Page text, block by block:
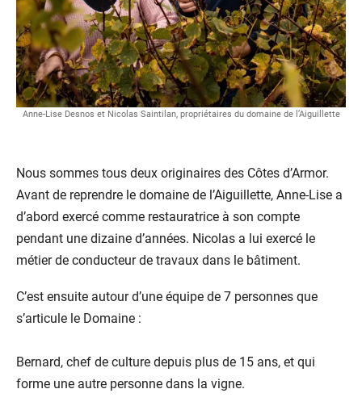
Anne-Lise Desnos et Nicolas Saintilan, propriétaires du domaine de l’Aiguillette
Nous sommes tous deux originaires des Côtes d’Armor.
Avant de reprendre le domaine de l’Aiguillette, Anne-Lise a
d’abord exercé comme restauratrice à son compte
pendant une dizaine d’années. Nicolas a lui exercé le
métier de conducteur de travaux dans le bâtiment.
C’est ensuite autour d’une équipe de 7 personnes que
s’articule le Domaine :
Bernard, chef de culture depuis plus de 15 ans, et qui
forme une autre personne dans la vigne.